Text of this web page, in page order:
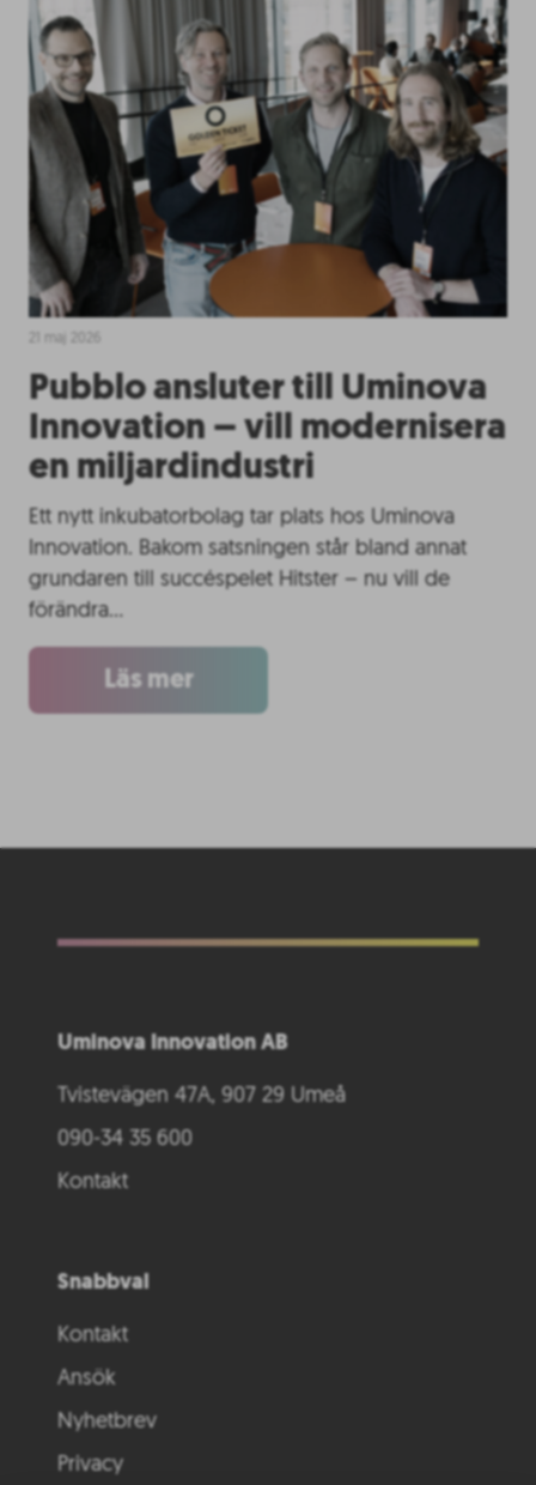
Pubblo ansluter till Uminova
Innovation – vill modernisera
en miljardindustri
Ett nytt inkubatorbolag tar plats hos Uminova
Innovation. Bakom satsningen står bland annat
grundaren till succéspelet Hitster – nu vill de
förändra…
Läs mer
Uminova Innovation AB
Tvistevägen 47A, 907 29 Umeå
090-34 35 600
Kontakt
Snabbval
Kontakt
Ansök
Nyhetbrev
Privacy